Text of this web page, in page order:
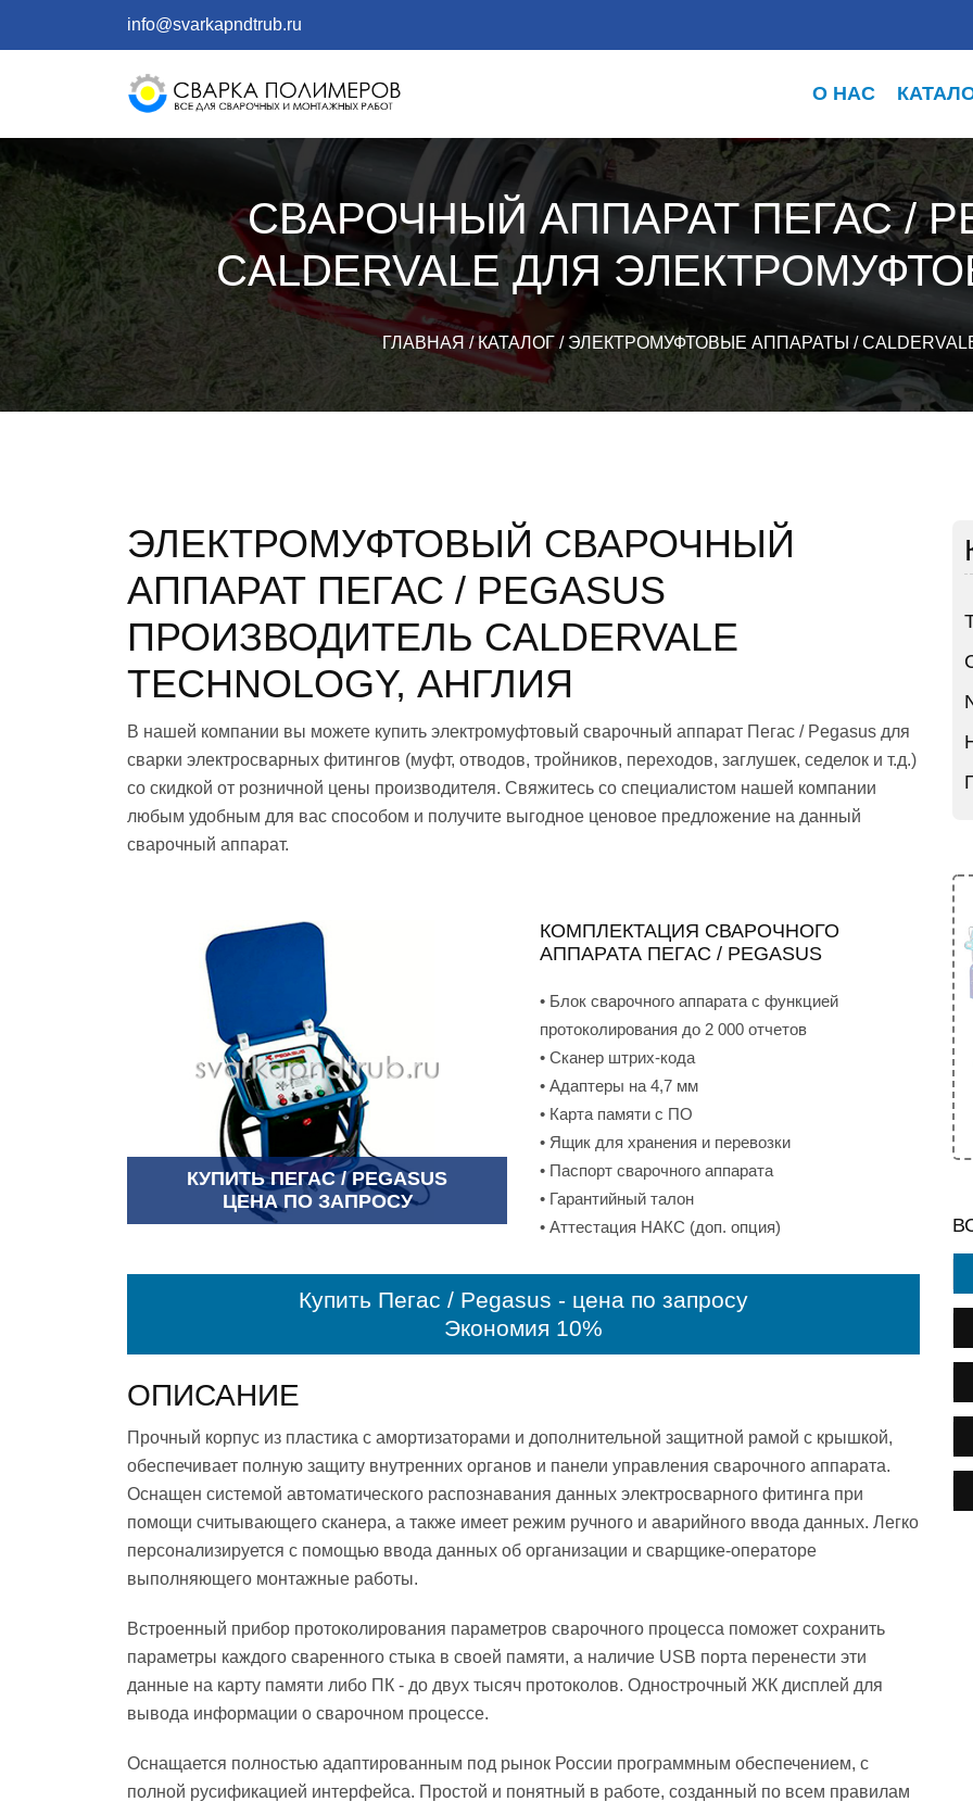
info@svarkapndtrub.ru
О НАС
СВАРОЧНЫЙ АППАРАТ ПЕГАС /
CALDERVALE ДЛЯ
ГЛАВНАЯ /КАТАЛОГ/ЭЛЕКТРОМУФТОВЫЕ АППАРАТЫ /
ЭЛЕКТРОМУФТОВЫЙ СВАРОЧНЫЙ
АППАРАТ ПЕГАС / PEGASUS
ПРОИЗВОДИТЕЛЬ CALDERVALE
TECHNOLOGY, АНГЛИЯ
В нашей компании вы можете купить электромуфтовый сварочный аппарат Пегас / Pegasus для
сварки электросварных фитингов (муфт, отводов, тройников, переходов, заглушек, седелок и т.д.)
со скидкой от розничной цены производителя. Свяжитесь со специалистом нашей компании
любым удобным для вас способом и получите выгодное ценовое предложение на данный
сварочный аппарат.
КУПИТЬ ПЕГАС / PEGASUS
ЦЕНА ПО ЗАПРОСУ
КОМПЛЕКТАЦИЯ СВАРОЧНОГО
АППАРАТА ПЕГАС / PEGASUS
• Блок сварочного аппарата с функцией
протоколирования до 2 000 отчетов
• Сканер штрих-кода
• Адаптеры на 4,7 мм
• Карта памяти с ПО
• Ящик для хранения и перевозки
• Паспорт сварочного аппарата
• Гарантийный талон
• Аттестация НАКС (доп. опция)
Купить Пегас / Pegasus - цена по запросу
Экономия 10%
ОПИСАНИЕ
Прочный корпус из пластика с амортизаторами и дополнительной защитной рамой с крышкой,
обеспечивает полную защиту внутренних органов и панели управления сварочного аппарата.
Оснащен системой автоматического распознавания данных электросварного фитинга при
помощи считывающего сканера, а также имеет режим ручного и аварийного ввода данных. Легко
персонализируется с помощью ввода данных об организации и сварщике-операторе
выполняющего монтажные работы.
Встроенный прибор протоколирования параметров сварочного процесса поможет сохранить
параметры каждого сваренного стыка в своей памяти, а наличие USB порта перенести эти
данные на карту памяти либо ПК - до двух тысяч протоколов. Однострочный ЖК дисплей для
вывода информации о сварочном процессе.
Оснащается полностью адаптированным под рынок России программным обеспечением, с
полной русификацией интерфейса. Простой и понятный в работе, созданный по всем правилам